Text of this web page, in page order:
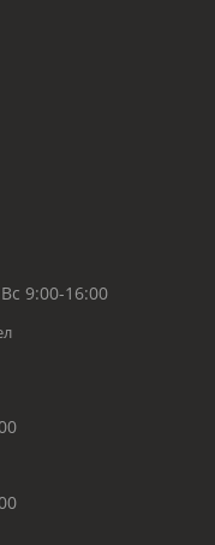
Вс 9:00-16:00